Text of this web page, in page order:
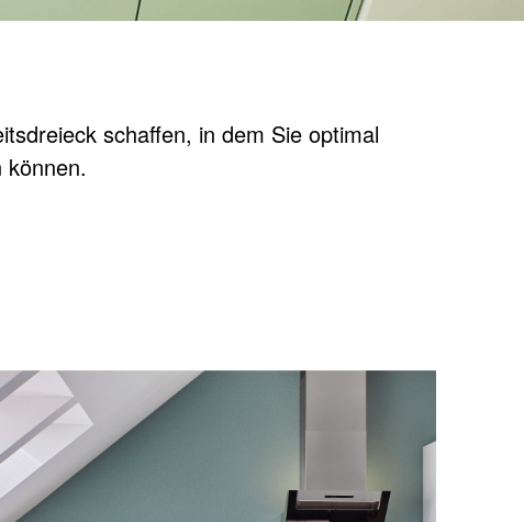
schaffen, in dem Sie optimal
können.